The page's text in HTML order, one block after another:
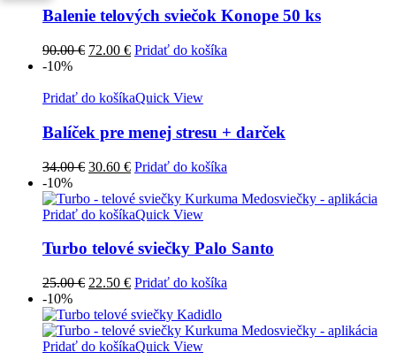
Balenie telových sviečok Konope 50 ks
90.00€ Pôvodná
90.00 €.
72.00 €Aktuálna
72.00 €.
Pridať do košíka
-10%
Pridať do košíkaQuick View
Balíček pre menej stresu + darček
34.00€ Pôvodná
bola:
34.00 €.
30.60 €Aktuálna
je:
30.60 €.
Pridať do košíka
-10%
Pridať do košíkaQuick View
Turbo telové sviečky Palo Santo
25.00€ Pôvodná
bola:
25.00 €.
22.50 €Aktuálna
je:
22.50 €.
Pridať do košíka
-10%
Pridať do košíkaQuick View